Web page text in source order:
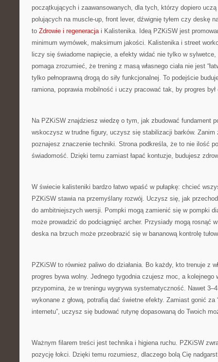
początkujących i zaawansowanych, dla tych, którzy dopiero
polujących na muscle-up, front lever, dźwignię tyłem czy deskę
to Zdrowie i regeneracjai Kalistenika. Ideą PZKiSW jest
minimum wymówek, maksimum jakości. Kalistenika i street
liczy się świadome napięcie, a efekty widać nie tylko w
pomaga zrozumieć, że trening z masą własnego ciała nie jest
tylko pełnoprawną drogą do siły funkcjonalnej. To podejście
ramiona, poprawia mobilność i uczy pracować tak, by progres był
Na PZKiSW znajdziesz wiedzę o tym, jak zbudować fundament
wskoczysz w trudne figury, uczysz się stabilizacji barków. Zanim
poznajesz znaczenie techniki. Strona podkreśla, że to nie ilość
świadomość. Dzięki temu zamiast łapać kontuzje, budujesz
W świecie kalisteniki bardzo łatwo wpaść w pułapkę: chcieć
PZKiSW stawia na przemyślany rozwój. Uczysz się, jak
do ambitniejszych wersji. Pompki mogą zamienić się w pompki
może prowadzić do podciągnięć archer. Przysiady mogą rosnąć
deska na brzuch może przeobrazić się w bananową kontrolę
PZKiSW to również paliwo do działania. Bo każdy, kto trenuje z
progres bywa wolny. Jednego tygodnia czujesz moc, a kolejnego
przypomina, że w treningu wygrywa systematyczność. Nawet
wykonane z głową, potrafią dać świetne efekty. Zamiast gonić za
internetu”, uczysz się budować rutynę dopasowaną do Twoich
Ważnym filarem treści jest technika i higiena ruchu. PZKiSW
pozycję łokci. Dzięki temu rozumiesz, dlaczego bolą Cię